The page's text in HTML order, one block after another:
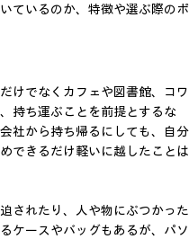
ているのか、特徴や選ぶ際のポ
けでなくカフェや図書館、コワ
持ち運ぶことを前提とするな
社から持ち帰るにしても、自分
できるだけ軽いに越したことは
されたり、人や物にぶつかった
ケースやバッグもあるが、パソ